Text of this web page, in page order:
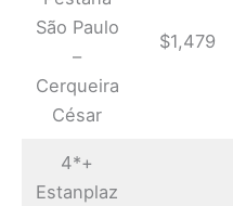
São Paulo
–
Cerqueira
César
$1,479
4*+
Estanplaz